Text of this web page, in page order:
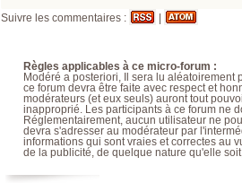
Suivre les commentaires :
Règles applicables à ce micro-forum :
Modéré a posteriori, Il sera lu aléatoirement
ce forum devra être faite avec respect et
modérateurs (et eux seuls) auront tout
inapproprié. Les participants à ce forum ne
Réglementairement, aucun utilisateur ne
devra s'adresser au modérateur par
informations qui sont vraies et correctes au
de la publicité, de quelque nature qu'elle